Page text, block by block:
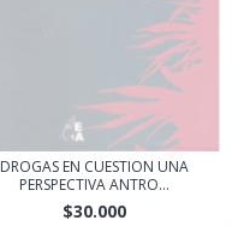
DROGAS EN CUESTION UNA
PERSPECTIVA ANTRO...
$30.000